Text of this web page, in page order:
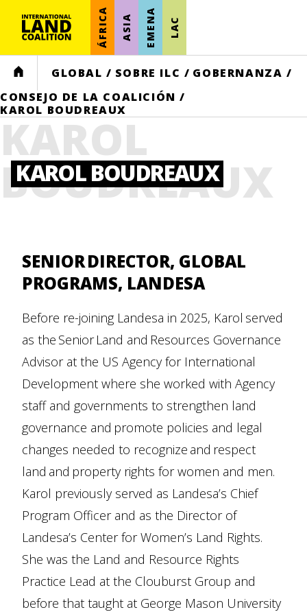
ÁFRICA ASIA EMENA LAC
HOME GLOBAL / SOBRE ILC / GOBERNANZA /
CONSEJO DE LA COALICIÓN /
KAROL BOUDREAUX
KAROL
BOUDREAUX
KAROL BOUDREAUX
SENIOR DIRECTOR, GLOBAL
PROGRAMS, LANDESA
Before re-joining Landesa in 2025, Karol served
as the Senior Land and Resources Governance
Advisor at the US Agency for International
Development where she worked with Agency
staff and governments to strengthen land
governance and promote policies and legal
changes needed to recognize and respect
land and property rights for women and men.
Karol previously served as Landesa’s Chief
Program Officer and as the Director of
Landesa’s Center for Women’s Land Rights.
She was the Land and Resource Rights
Practice Lead at the Clouburst Group and
before that taught at George Mason University